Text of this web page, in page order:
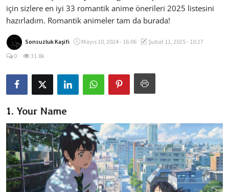
Testler
Anime Önerileri
Anime Karakterleri
Anime
Oyun
Kore Dünyası
İncelemeler
için sizlere en iyi 33 romantik anime önerileri 2025 listesini
hazırladım. Romantik animeler tam da burada!
Sonsuzluk Kaşifi Mayıs 10, 2024 - 16:06
Şubat 11, 2025 - 10:27
0
31.8k
1. Your Name